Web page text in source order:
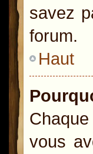
savez
forum.
Haut
vous